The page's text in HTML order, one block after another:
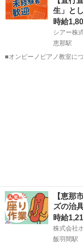
付いている余分なデコボ
作業なので未経験の...生」と
時給
恵那駅
■オンピーノピアノ教室に
【恵那
ズの治
時給
株式会社
飯羽間駅